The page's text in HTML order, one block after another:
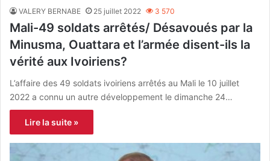
VALERY BERNABE 25 juillet 2022 3 570
Mali-49 soldats arrêtés/ Désavoués par la
Minusma, Ouattara et l’armée disent-ils la
vérité aux Ivoiriens?
L’affaire des 49 soldats ivoiriens arrêtés au Mali le 10 juillet
2022 a connu un autre développement le dimanche 24…
Lire la suite »